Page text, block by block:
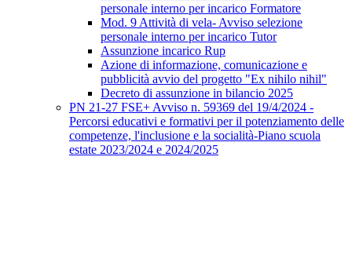
personale interno per incarico Formatore
Mod. 9 Attività di vela- Avviso selezione
personale interno per incarico Tutor
Assunzione incarico Rup
Azione di informazione, comunicazione e
pubblicità avvio del progetto "Ex nihilo nihil"
Decreto di assunzione in bilancio 2025
PN 21-27 FSE+ Avviso n. 59369 del 19/4/2024 -
Percorsi educativi e formativi per il potenziamento delle
competenze, l'inclusione e la socialità-Piano scuola
estate 2023/2024 e 2024/2025